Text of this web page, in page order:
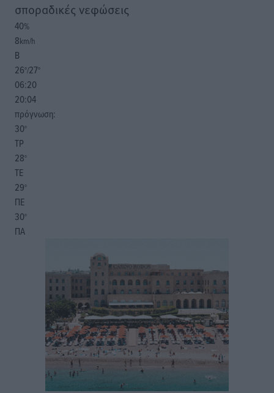
σποραδικές νεφώσεις
40%
8km/h
Β
26°/27°
06:20
20:04
πρόγνωση:
30°
ΤΡ
28°
ΤΕ
29°
ΠΕ
30°
ΠΑ